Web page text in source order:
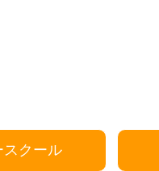
スクール